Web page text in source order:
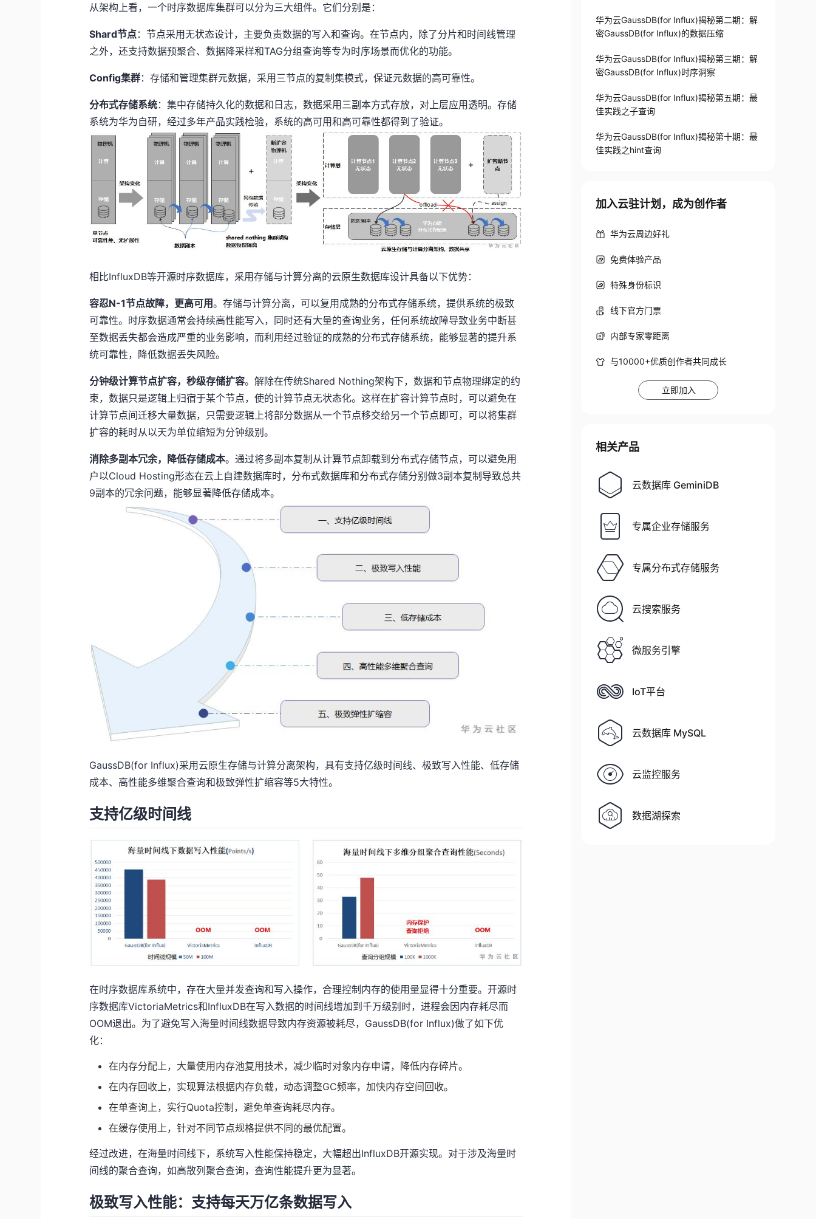
从架构上看，一个时序数据库集群可以分为三大组件。它们分别是：
Shard节点：节点采用无状态设计，主要负责数据的写入和查询。在节点内，除了分片和时间线管理
之外，还支持数据预聚合、数据降采样和TAG分组查询等专为时序场景而优化的功能。
Config集群：存储和管理集群元数据，采用三节点的复制集模式，保证元数据的高可靠性。
分布式存储系统：集中存储持久化的数据和日志，数据采用三副本方式存放，对上层应用透明。存储
系统为华为自研，经过多年产品实践检验，系统的高可用和高可靠性都得到了验证。
相比InfluxDB等开源时序数据库，采用存储与计算分离的云原生数据库设计具备以下优势：
容忍N-1节点故障，更高可用。存储与计算分离，可以复用成熟的分布式存储系统，提供系统的极致
可靠性。时序数据通常会持续高性能写入，同时还有大量的查询业务，任何系统故障导致业务中断甚
至数据丢失都会造成严重的业务影响，而利用经过验证的成熟的分布式存储系统，能够显著的提升系
统可靠性，降低数据丢失风险。
分钟级计算节点扩容，秒级存储扩容。解除在传统Shared Nothing架构下，数据和节点物理绑定的约
束，数据只是逻辑上归宿于某个节点，使的计算节点无状态化。这样在扩容计算节点时，可以避免在
计算节点间迁移大量数据，只需要逻辑上将部分数据从一个节点移交给另一个节点即可，可以将集群
扩容的耗时从以天为单位缩短为分钟级别。
消除多副本冗余，降低存储成本。通过将多副本复制从计算节点卸载到分布式存储节点，可以避免用
户以Cloud Hosting形态在云上自建数据库时，分布式数据库和分布式存储分别做3副本复制导致总共
9副本的冗余问题，能够显著降低存储成本。
GaussDB(for Influx)采用云原生存储与计算分离架构，具有支持亿级时间线、极致写入性能、低存储
成本、高性能多维聚合查询和极致弹性扩缩容等5大特性。
支持亿级时间线
在时序数据库系统中，存在大量并发查询和写入操作，合理控制内存的使用量显得十分重要。开源时
序数据库VictoriaMetrics和InfluxDB在写入数据的时间线增加到千万级别时，进程会因内存耗尽而
OOM退出。为了避免写入海量时间线数据导致内存资源被耗尽，GaussDB(for Influx)做了如下优
化：
在内存分配上，大量使用内存池复用技术，减少临时对象内存申请，降低内存碎片。
在内存回收上，实现算法根据内存负载，动态调整GC频率，加快内存空间回收。
在单查询上，实行Quota控制，避免单查询耗尽内存。
在缓存使用上，针对不同节点规格提供不同的最优配置。
经过改进，在海量时间线下，系统写入性能保持稳定，大幅超出InfluxDB开源实现。对于涉及海量时
间线的聚合查询，如高散列聚合查询，查询性能提升更为显著。
极致写入性能：支持每天万亿条数据写入
华为云GaussDB(for Influx)揭秘第二期：解
密GaussDB(for Influx)的数据压缩
华为云GaussDB(for Influx)揭秘第三期：解
密GaussDB(for Influx)时序洞察
华为云GaussDB(for Influx)揭秘第五期：最
佳实践之子查询
华为云GaussDB(for Influx)揭秘第十期：最
佳实践之hint查询
加入云驻计划，成为创作者
华为云周边好礼
免费体验产品
特殊身份标识
线下官方门票
内部专家零距离
与10000+优质创作者共同成长
立即加入
相关产品
云数据库 GeminiDB
专属企业存储服务
专属分布式存储服务
云搜索服务
微服务引擎
IoT平台
云数据库 MySQL
云监控服务
数据湖探索